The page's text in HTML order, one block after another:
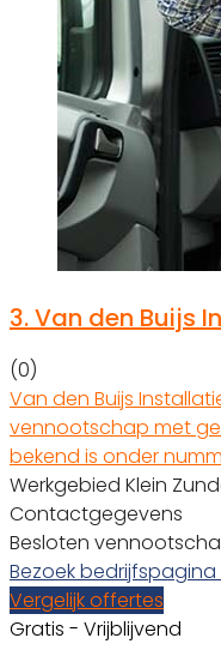
3.Van den Buijs
(0)
Van den Buijs
vennootschap met
bekend is onder
Werkgebied Klein
Contactgegevens
Besloten
Bezoek bedrijfspagina
Vergelijk offertes
Gratis - Vrijblijvend